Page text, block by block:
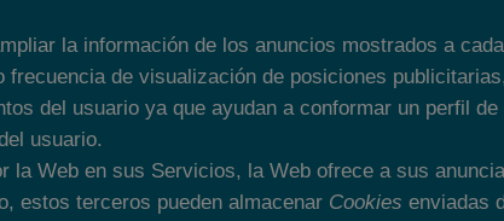
la información de los anuncios mostrados a
frecuencia de visualización de posiciones
del usuario ya que ayudan a conformar un perfil de
usuario.
la Web en sus Servicios, la Web ofrece a sus
estos terceros pueden almacenar Cookies enviadas